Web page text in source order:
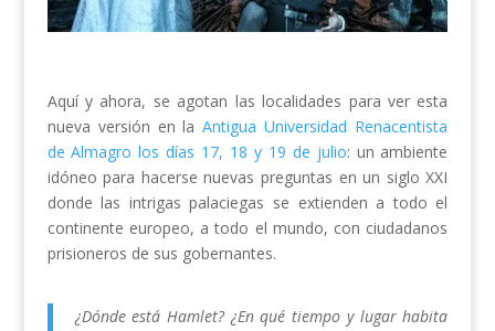
Aquí y ahora, se agotan las localidades para ver esta
nueva versión en laAntigua Universidad Renacentista
de Almagro los días 17, 18 y 19 de julio: un ambiente
idóneo para hacerse nuevas preguntas en un siglo XXI
donde las intrigas palaciegas se extienden a todo el
continente europeo, a todo el mundo, con ciudadanos
prisioneros de sus gobernantes.
¿Dónde está Hamlet? ¿En qué tiempo y lugar habita